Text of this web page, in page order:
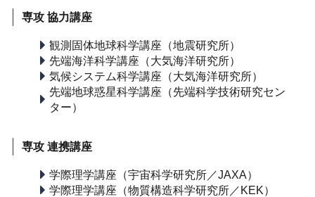
専攻 協力講座
観測固体地球科学講座（地震研究所）
先端海洋科学講座（大気海洋研究所）
気候システム科学講座（大気海洋研究所）
先端地球惑星科学講座（先端科学技術研究セン
ター）
専攻 連携講座
学際理学講座（宇宙科学研究所／JAXA）
学際理学講座（物質構造科学研究所／KEK）